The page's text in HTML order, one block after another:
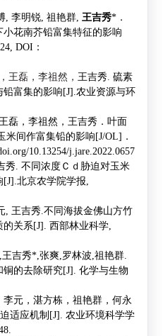
, 李明锐, 祖艳群, 王吉秀*．
花南芥铅富集特征的影响
DOI ：
王磊，李祖然， 王吉秀 硫素
铅富集的影响[J]. 农业资源与环
磊，李祖然， 王吉秀 ．叶面
米间作富集铅的影响[J/OL] ．
10.13254/j.jare.2022.0657
秀
不同浓度Ｃｄ胁迫对玉米
[J]. 北京农学院学报
, 王吉秀 不同海拔金佛山方竹
的关系[J]. 西部林业科学,
王吉秀*, 张爽, 罗林波 祖艳群.
铜的去除研究[J]. 化学与生物
李元，湛方栋，祖艳群，何永
适应机制 [J]. 农业环境科学学